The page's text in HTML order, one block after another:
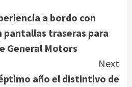
a bordo con
traseras para
General Motors
Next
año el distintivo de